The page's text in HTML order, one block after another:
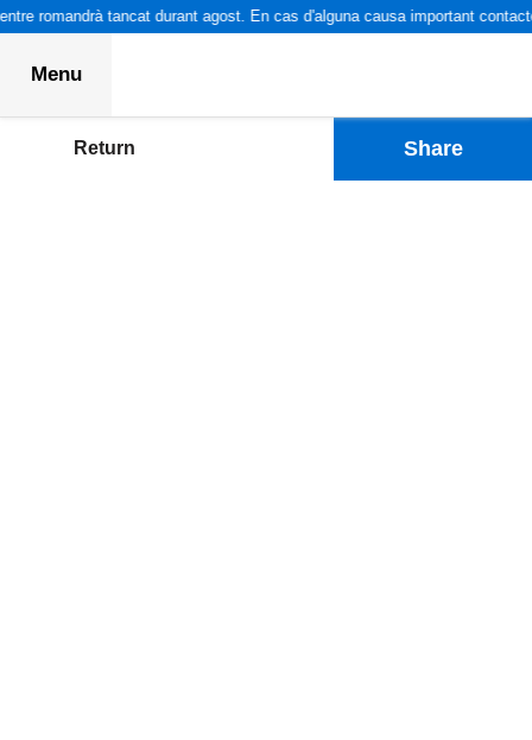
romandrà tancat durant agost. En cas d'alguna causa important
Menu
Return Share